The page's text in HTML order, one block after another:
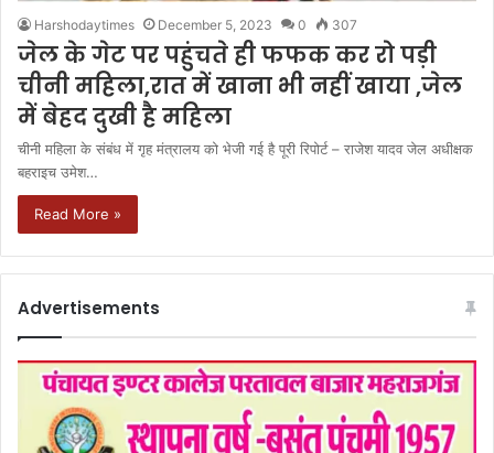
Harshodaytimes December 5, 2023 0 307
जेल के गेट पर पहुंचते ही फफक कर रो पड़ी
चीनी महिला,रात में खाना भी नहीं खाया ,जेल
में बेहद दुखी है महिला
चीनी महिला के संबंध में गृह मंत्रालय को भेजी गई है पूरी रिपोर्ट – राजेश यादव जेल अधीक्षक
बहराइच उमेश…
Read More »
Advertisements